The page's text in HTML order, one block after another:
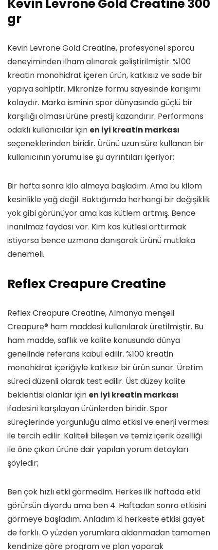
Kevin Levrone Gold Creatine 300
gr
Kevin Levrone Gold Creatine, profesyonel sporcu
deneyiminden ilham alınarak geliştirilmiştir. %100
kreatin monohidrat içeren ürün, katkısız ve sade bir
yapıya sahiptir. Mikronize formu sayesinde karışımı
kolaydır. Marka isminin spor dünyasında güçlü bir
karşılığı olması ürüne prestij kazandırır. Performans
odaklı kullanıcılar için en iyi kreatin markası
seçeneklerinden biridir. Ürünü uzun süre kullanan bir
kullanıcının yorumu ise şu ayrıntıları içeriyor;
Bir hafta sonra kilo almaya başladım. Ama bu kilom
kesinlikle yağ değil. Baktığımda herhangi bir değişiklik
yok gibi görünüyor ama kas kütlem artmış. Bence
inanılmaz faydası var. Kim kas kütlesi arttırmak
istiyorsa bence uzmana danışarak ürünü mutlaka
denemeli.
Reflex Creapure Creatine
Reflex Creapure Creatine, Almanya menşeli
Creapure® ham maddesi kullanılarak üretilmiştir. Bu
ham madde, saflık ve kalite konusunda dünya
genelinde referans kabul edilir. %100 kreatin
monohidrat içeriğiyle katkısız bir ürün sunar. Üretim
süreci düzenli olarak test edilir. Üst düzey kalite
beklentisi olanlar için en iyi kreatin markası
ifadesini karşılayan ürünlerden biridir. Spor
süreçlerinde yorgunluğu alma etkisi ve enerji vermesi
ile tercih edilir. Kaliteli bileşen ve temiz içerik özelliği
ile öne çıkan ürüne dair yapılan yorum detayları
şöyledir;
Ben çok hızlı etki görmedim. Herkes ilk haftada etki
görürsün diyordu ama ben 4. Haftadan sonra etkisini
görmeye başladım. Anladım ki herkeste etkisi gayet
de farklı. O yüzden yorumlara aldanmadan tamamen
kendinize göre program ve plan yaparak